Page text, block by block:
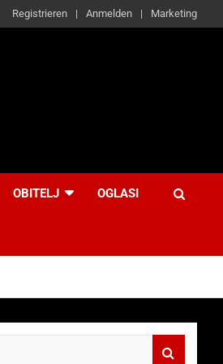
Registrieren Anmelden Marketing
OBITELJ OGLASI